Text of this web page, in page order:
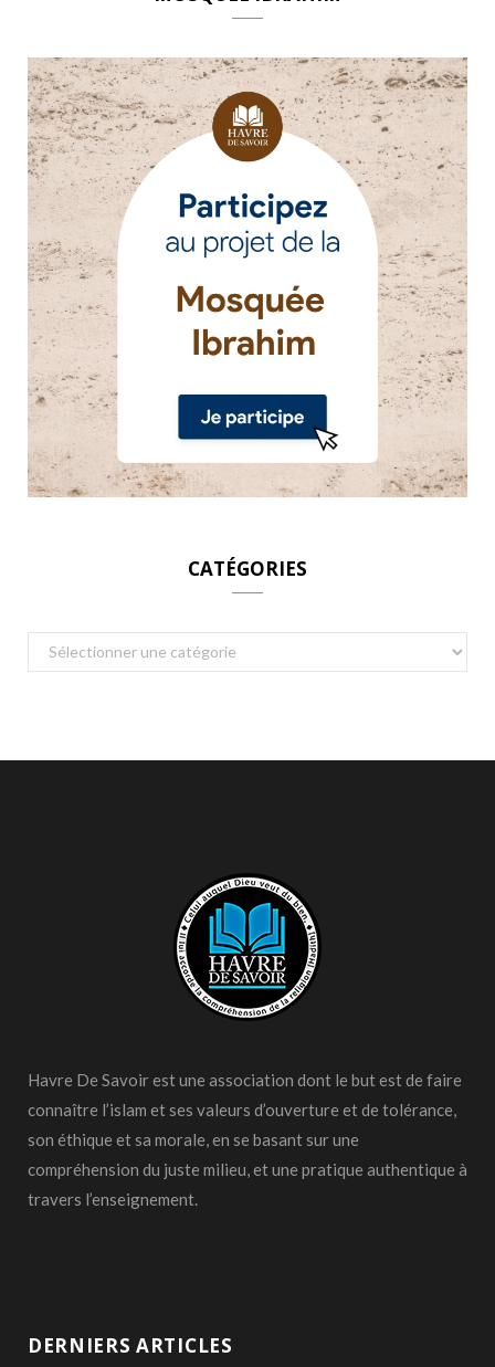
CATÉGORIES
Catégories
Havre De Savoir est une association dont le but est de faire
connaître l’islam et ses valeurs d’ouverture et de tolérance,
son éthique et sa morale, en se basant sur une
compréhension du juste milieu, et une pratique authentique à
travers l’enseignement.
DERNIERS ARTICLES